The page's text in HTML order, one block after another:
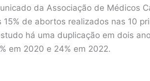
da Associação de Médicos
de abortos realizados nas 10
há uma duplicação em dois
em 2020 e 24% em 2022.